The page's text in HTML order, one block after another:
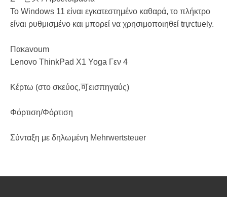
Το Windows 11 είναι εγκατεστημένο καθαρά, το πλήκτρο
είναι ρυθμισμένο και μπορεί να χρησιμοποιηθεί trựctuely.
Πακavoum
Lenovo ThinkPad X1 Yoga Γεν 4
Κέρτω (στο σκεύος,可εισπηγαύς)
Φόρτιση/Φόρτιση
Σύνταξη με δηλωμένη Mehrwertsteuer